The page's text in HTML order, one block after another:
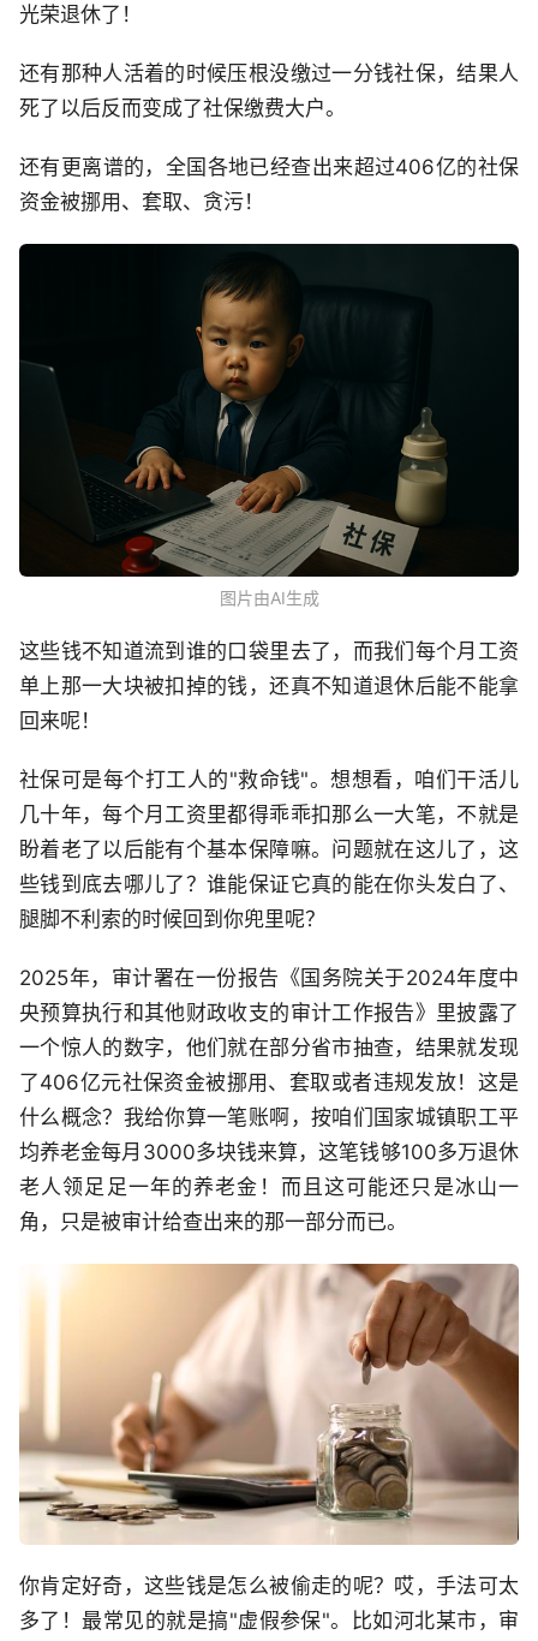
光荣退休了！
还有那种人活着的时候压根没缴过一分钱社保，结果人
死了以后反而变成了社保缴费大户。
还有更离谱的，全国各地已经查出来超过406亿的社保
资金被挪用、套取、贪污！
图片由AI生成
这些钱不知道流到谁的口袋里去了，而我们每个月工资
单上那一大块被扣掉的钱，还真不知道退休后能不能拿
回来呢！
社保可是每个打工人的"救命钱"。想想看，咱们干活儿
几十年，每个月工资里都得乖乖扣那么一大笔，不就是
盼着老了以后能有个基本保障嘛。问题就在这儿了，这
些钱到底去哪儿了？谁能保证它真的能在你头发白了、
腿脚不利索的时候回到你兜里呢？
2025年，审计署在一份报告《国务院关于2024年度中
央预算执行和其他财政收支的审计工作报告》里披露了
一个惊人的数字，他们就在部分省市抽查，结果就发现
了406亿元社保资金被挪用、套取或者违规发放！这是
什么概念？我给你算一笔账啊，按咱们国家城镇职工平
均养老金每月3000多块钱来算，这笔钱够100多万退休
老人领足足一年的养老金！而且这可能还只是冰山一
角，只是被审计给查出来的那一部分而已。
你肯定好奇，这些钱是怎么被偷走的呢？哎，手法可太
多了！最常见的就是搞"虚假参保"。比如河北某市，审